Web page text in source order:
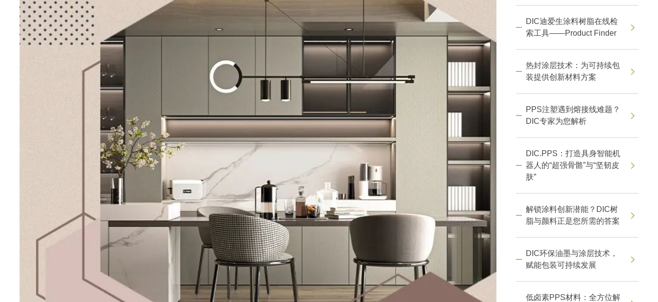
DIC迪爱生涂料树脂在线检
索工具——Product Finder
热封涂层技术：为可持续包
装提供创新材料方案
PPS注塑遇到熔接线难题？
DIC专家为您解析
DIC.PPS：打造具身智能机
器人的“超强骨骼”与“坚韧皮
肤”
解锁涂料创新潜能？DIC树
脂与颜料正是您所需的答案
DIC环保油墨与涂层技术，
赋能包装可持续发展
低卤素PPS材料：全方位解